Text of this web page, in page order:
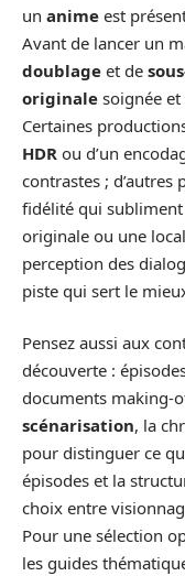
un anime est
Avant de lancer un
doublage et de
originale soignée
Certaines
HDR ou d’un
contrastes ;
fidélité qui subliment
originale ou une
perception des
piste qui sert le
Pensez aussi aux
découverte :
documents making-
scénarisation, la
pour distinguer ce
épisodes et la
choix entre
Pour une sélection
les guides